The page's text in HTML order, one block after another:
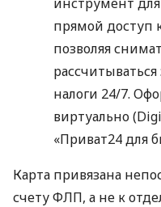
прямой доступ
позволяя
налоги 24/7.
виртуально
«Приват24 для
Карта привязана
счету ФЛП, а не к